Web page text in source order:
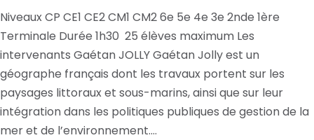
Niveaux CP CE1 CE2 CM1 CM2 6e 5e 4e 3e 2nde 1ère
Terminale Durée 1h30 25 élèves maximum Les
intervenants Gaétan JOLLY Gaétan Jolly est un
géographe français dont les travaux portent sur les
paysages littoraux et sous-marins, ainsi que sur leur
intégration dans les politiques publiques de gestion de la
mer et de l’environnement.…